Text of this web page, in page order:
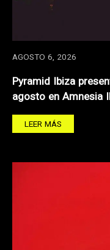
AGOSTO 6, 2026
Pyramid Ibiza
agosto en Amnesia
LEER MÁS